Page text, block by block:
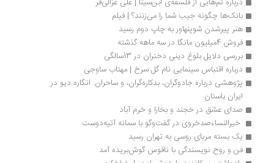
بانک‌ها چگونه جیب شما را می‌زنند؟ | فیلم
هنر پیرشدن شوپنهاور به چاپ دوم رسید
فروش 4میلیون مانگا در سه ماهه گذشته
بررسی دلایل بلوغ دینی دختران در 13سالگی
درباره اقتباس سینمایی نام گل سرخ | مهتاب ساوجی
پژوهشی درباره جادوگران، بدکاره‌گران، و ساحران: انگاره دیو در
ایران باستان
صدای عشق در خجند و بخارا و خرم آباد
خیرالنساءصدخروی در گفت‌وگو با سمانه آتیه‌دوست
یک بسته مربای روسی به تهران رسید
فن و روح نویسندگی با ناقوس گوش‌بریده آمد